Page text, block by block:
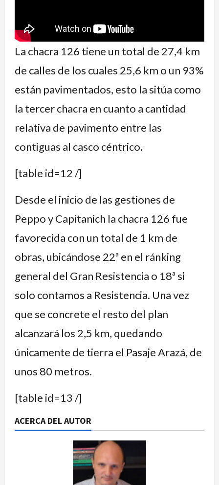
La chacra 126 tiene un total de 27,4 km
de calles de los cuales 25,6 km o un 93%
están pavimentados, esto la sitúa como
la tercer chacra en cuanto a cantidad
relativa de pavimento entre las
contiguas al casco céntrico.
[table id=12 /]
Desde el inicio de las gestiones de
Peppo y Capitanich la chacra 126 fue
favorecida con un total de 1 km de
obras, ubicándose 22ª en el ránking
general del Gran Resistencia o 18ª si
solo contamos a Resistencia. Una vez
que se concrete el resto del plan
alcanzará los 2,5 km, quedando
únicamente de tierra el Pasaje Arazá, de
unos 80 metros.
[table id=13 /]
ACERCA DEL AUTOR